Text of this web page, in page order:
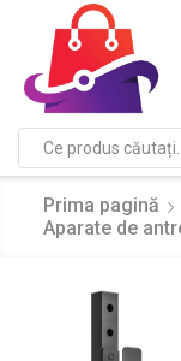
Prima pagină
Aparate de